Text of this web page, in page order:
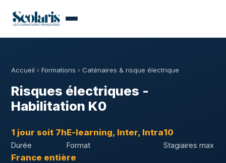
Accueil › Formations › Caténaires & risque électrique
Risques électriques -
Habilitation K0
1 jour soit 7h
Durée
E-learning, Inter, Intra
Format
10
Stagiaires max
France entière